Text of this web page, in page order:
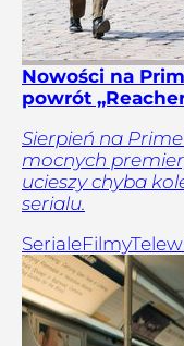
Nowości na
powrót
Sierpień na
mocnych
ucieszy chyba
serialu.
SerialeFilmy